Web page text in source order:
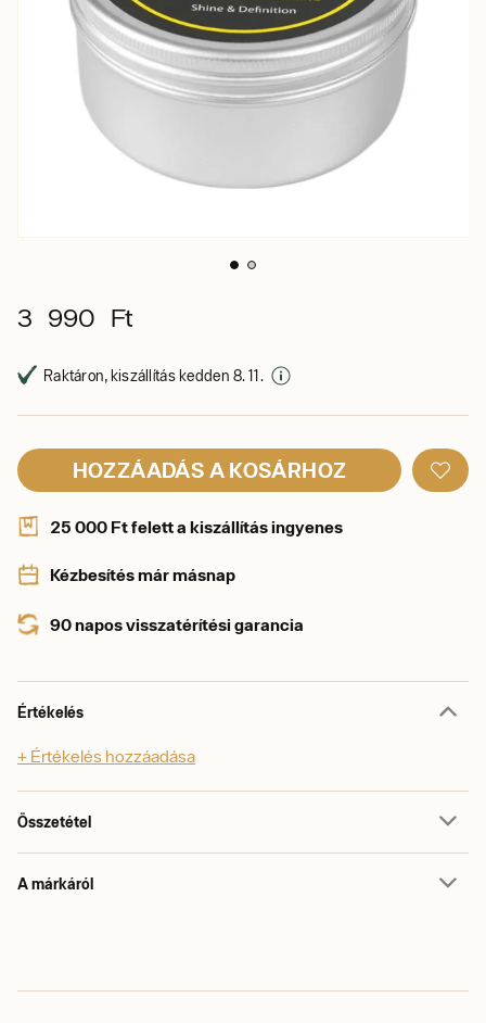
3 990 Ft
Raktáron, kiszállítás kedden 8. 11.
HOZZÁADÁS A KOSÁRHOZ
25 000 Ft felett a kiszállítás ingyenes
Kézbesítés már másnap
90 napos visszatérítési garancia
Értékelés
+ Értékelés hozzáadása
Összetétel
A márkáról